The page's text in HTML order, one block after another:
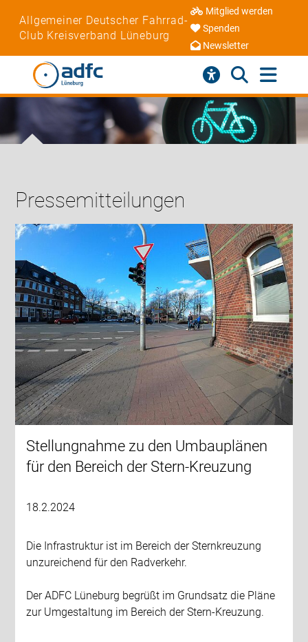
Allgemeiner Deutscher Fahrrad-
Club Kreisverband Lüneburg
Mitglied werden
Spenden
Newsletter
Pressemitteilungen
Stellungnahme zu den Umbauplänen
für den Bereich der Stern-Kreuzung
18.2.2024
Die Infrastruktur ist im Bereich der Sternkreuzung
unzureichend für den Radverkehr.
Der ADFC Lüneburg begrüßt im Grundsatz die Pläne
zur Umgestaltung im Bereich der Stern-Kreuzung.